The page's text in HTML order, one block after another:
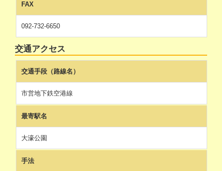
FAX
092-732-6650
交通アクセス
交通手段（路線名）
市営地下鉄空港線
最寄駅名
大濠公園
手法